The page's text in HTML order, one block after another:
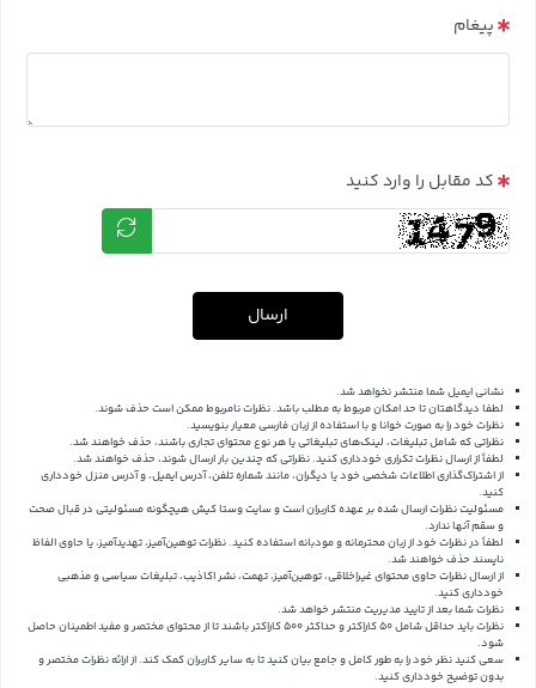
پیغام
کد مقابل را وارد کنید
ارسال
نشانی ایمیل شما منتشر نخواهد شد.
لطفا دیدگاهتان تا حد امکان مربوط به مطلب باشد. نظرات نامربوط ممکن است حذف شوند.
نظرات خود را به صورت خوانا و با استفاده از زبان فارسی معیار بنویسید.
نظراتی که شامل تبلیغات، لینک‌های تبلیغاتی یا هر نوع محتوای تجاری باشند، حذف خواهند شد.
لطفاً از ارسال نظرات تکراری خودداری کنید. نظراتی که چندین بار ارسال شوند، حذف خواهند شد.
از اشتراک‌گذاری اطلاعات شخصی خود یا دیگران، مانند شماره تلفن، آدرس ایمیل، و آدرس منزل خودداری
کنید.
مسئولیت نظرات ارسال شده بر عهده کاربران است و سایت وستا کیش هیچگونه مسئولیتی در قبال صحت
و سقم آنها ندارد.
لطفاً در نظرات خود از زبان محترمانه و مودبانه استفاده کنید. نظرات توهین‌آمیز، تهدیدآمیز، یا حاوی الفاظ
ناپسند حذف خواهند شد.
از ارسال نظرات حاوی محتوای غیراخلاقی، توهین‌آمیز، تهمت، نشر اکاذیب، تبلیغات سیاسی و مذهبی
خودداری کنید.
نظرات شما بعد از تایید مدیریت منتشر خواهد شد.
نظرات باید حداقل شامل 50 کاراکتر و حداکثر 500 کاراکتر باشند تا از محتوای مختصر و مفید اطمینان حاصل
شود.
سعی کنید نظر خود را به طور کامل و جامع بیان کنید تا به سایر کاربران کمک کند.از ارائه نظرات مختصر و
بدون توضیح خودداری کنید.